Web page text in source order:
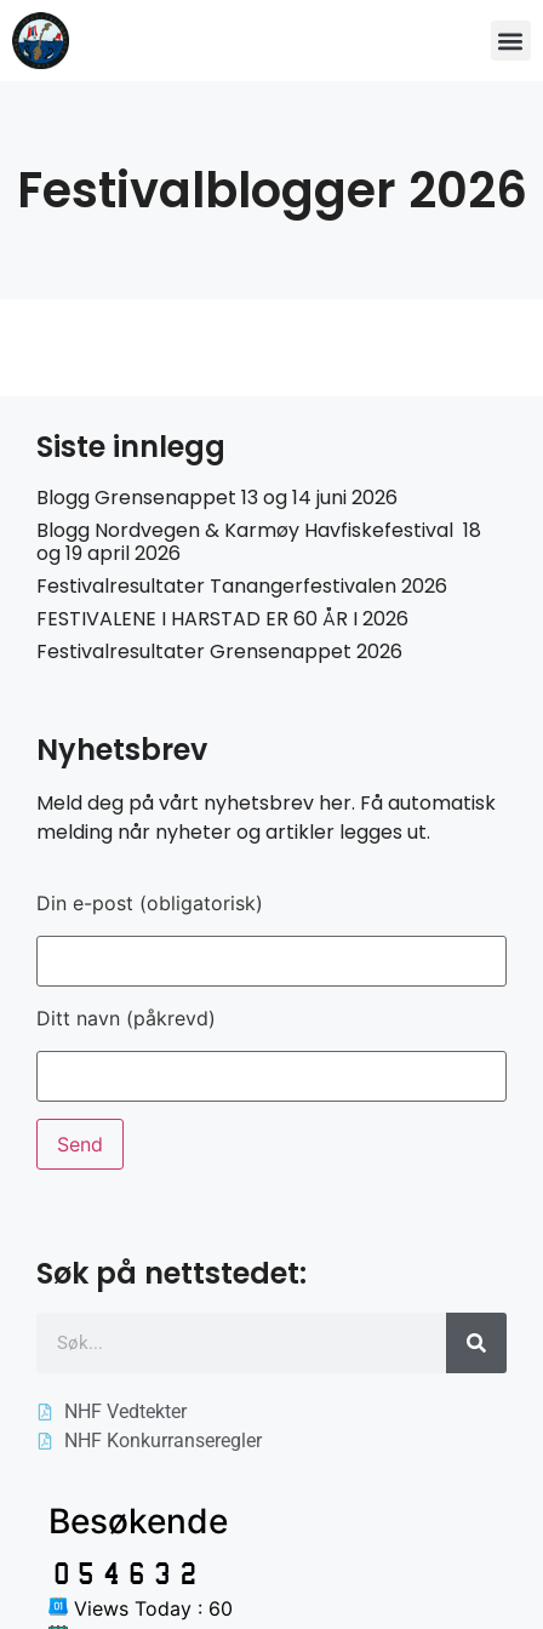
Festivalblogger 2026
Siste innlegg
Blogg Grensenappet 13 og 14 juni 2026
Blogg Nordvegen & Karmøy Havfiskefestival 18
og 19 april 2026
Festivalresultater Tanangerfestivalen 2026
FESTIVALENE I HARSTAD ER 60 ÅR I 2026
Festivalresultater Grensenappet 2026
Nyhetsbrev
Meld deg på vårt nyhetsbrev her. Få automatisk
melding når nyheter og artikler legges ut.
Din e-post (obligatorisk)
Ditt navn (påkrevd)
Søk på nettstedet:
NHF Vedtekter
NHF Konkurranseregler
Besøkende
Views Today : 60